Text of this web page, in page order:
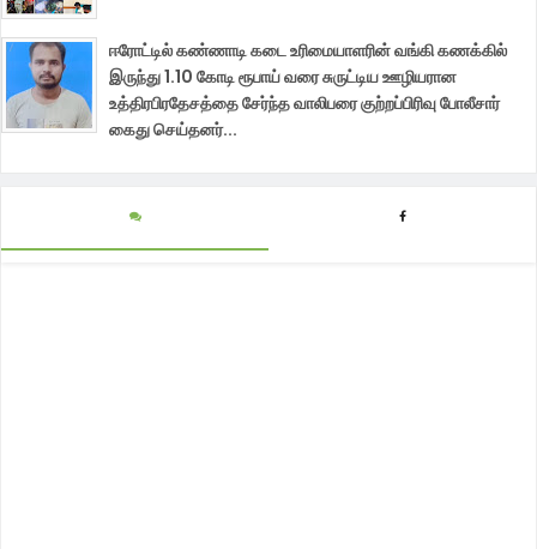
ஈரோட்டில் கண்ணாடி கடை உரிமையாளரின் வங்கி கணக்கில்
இருந்து 1.10 கோடி ரூபாய் வரை சுருட்டிய ஊழியரான
உத்திரபிரதேசத்தை சேர்ந்த வாலிபரை குற்றப்பிரிவு போலீசார்
கைது செய்தனர்...